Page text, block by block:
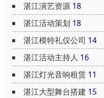
湛江演艺资源 18
湛江活动策划 18
湛江模特礼仪公司 14
湛江活动主持人 16
湛江灯光音响租赁 11
湛江大型舞台搭建 15